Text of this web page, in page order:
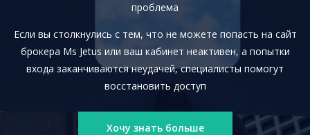
проблема
Если вы столкнулись с тем, что не можете попасть на сайт
брокера Ms Jetus или ваш кабинет неактивен, а попытки
входа заканчиваются неудачей, специалисты помогут
восстановить доступ
Хочу знать больше